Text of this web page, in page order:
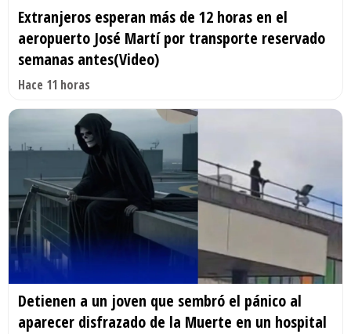
Extranjeros esperan más de 12 horas en el
aeropuerto José Martí por transporte reservado
semanas antes(Video)
Hace 11 horas
Detienen a un joven que sembró el pánico al
aparecer disfrazado de la Muerte en un hospital